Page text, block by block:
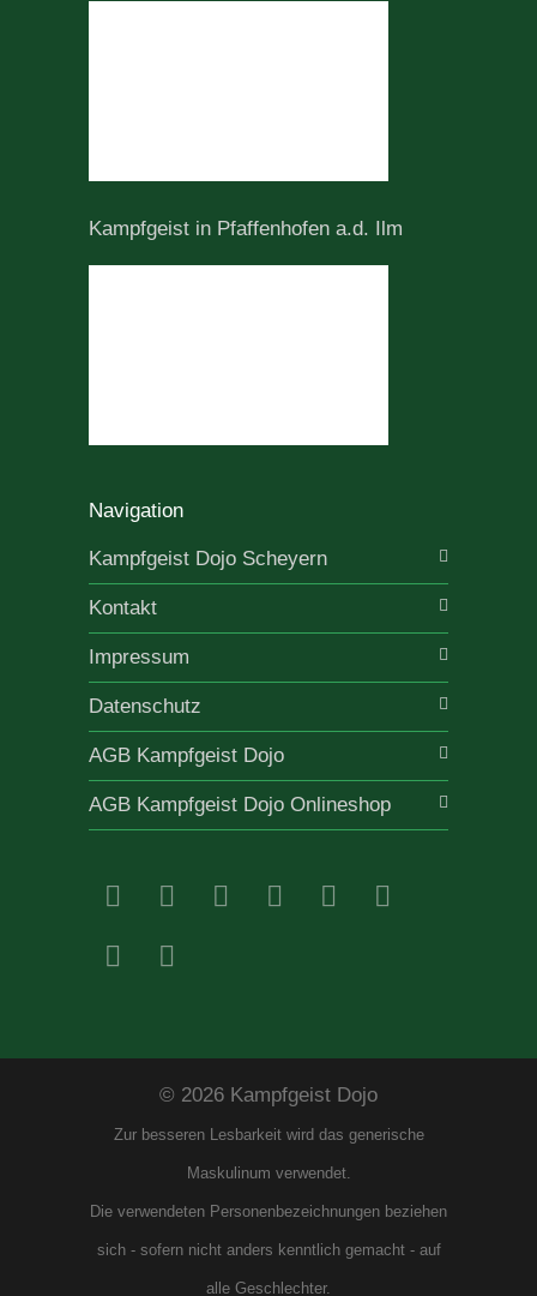
Kampfgeist in Pfaffenhofen a.d. Ilm
Navigation
Kampfgeist Dojo Scheyern
Kontakt
Impressum
Datenschutz
AGB Kampfgeist Dojo
AGB Kampfgeist Dojo Onlineshop
© 2026 Kampfgeist Dojo
Zur besseren Lesbarkeit wird das generische
Maskulinum verwendet.
Die verwendeten Personenbezeichnungen beziehen
sich - sofern nicht anders kenntlich gemacht - auf
alle Geschlechter.